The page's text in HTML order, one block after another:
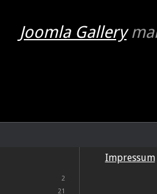
Joomla Gallery
2
21
Impressum